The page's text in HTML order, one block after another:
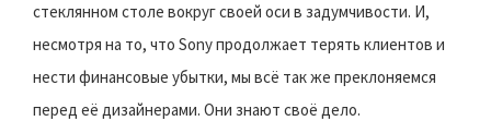
стеклянном столе вокруг своей оси в задумчивости. И,
несмотря на то, что Sony продолжает терять клиентов и
нести финансовые убытки, мы всё так же преклоняемся
перед её дизайнерами. Они знают своё дело.